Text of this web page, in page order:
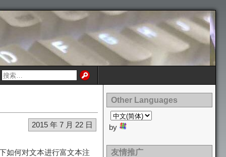
2015 年 7 月 22 日
如何对文本进行富文本注
Other Languages
by
友情推广